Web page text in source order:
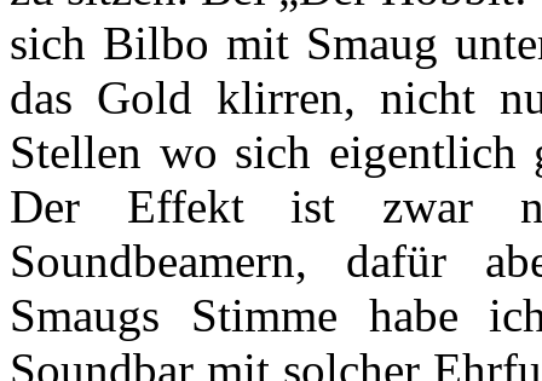
sich Bilbo mit Smaug
das Gold klirren, nicht
Stellen wo sich eigentlich
Der Effekt ist zwar
Soundbeamern, dafür
Smaugs Stimme habe
Soundbar mit solcher